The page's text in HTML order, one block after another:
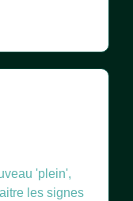
'plein',
les signes